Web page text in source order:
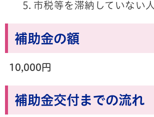
市税等を滞納していない人
補助金の額
10,000円
補助金交付までの流れ